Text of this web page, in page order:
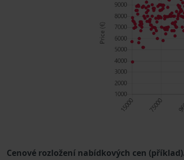
Cenové rozložení nabídkových cen